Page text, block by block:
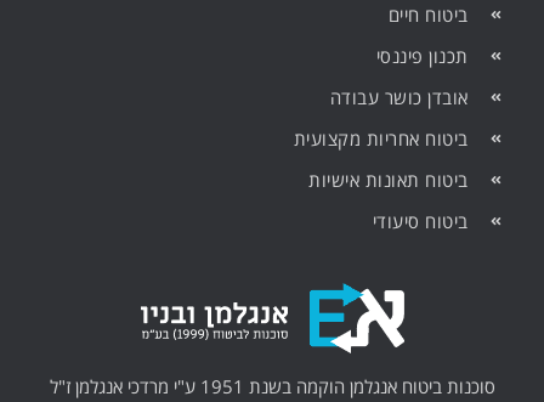
ביטוח חיים
תכנון פיננסי
אובדן כושר עבודה
ביטוח אחריות מקצועית
ביטוח תאונות אישיות
ביטוח סיעודי
סוכנות ביטוח אנגלמן הוקמה בשנת 1951 ע"י מרדכי אנגלמן ז"ל